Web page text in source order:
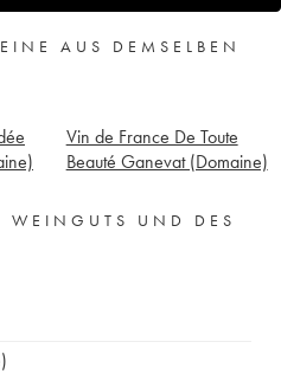
AUS DEMSELBEN
Vin de France De Toute
Beauté Ganevat (Domaine)
WEINGUTS UND DES